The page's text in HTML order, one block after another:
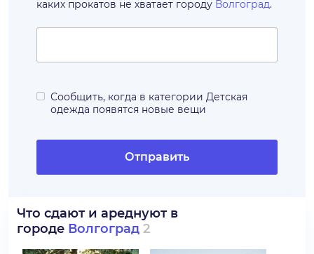
каких прокатов не хватает городу Волгоград.
Сообщить, когда в категории Детская
одежда появятся новые вещи
Отправить
Что сдают и ареднуют в
городе Волгоград 2